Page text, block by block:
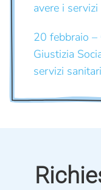
avere i
20 febbraio –
Giustizia
servizi sanitari